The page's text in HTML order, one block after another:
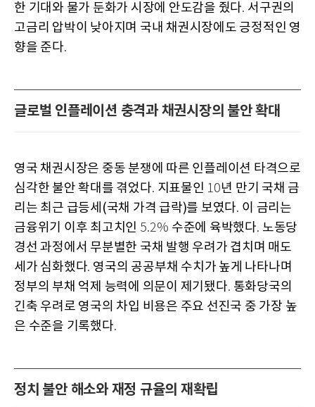
한 기대와 물가 둔화가 시장에 안도감을 줬다. 서구권의
고금리 압박이 낮아지며 국내 채권시장에도 긍정적인 영
향을 준다.
글로벌 인플레이션 충격과 채권시장의 불안 확대
영국 채권시장은 중동 분쟁에 따른 인플레이션 타격으로
심각한 불안 확대를 겪었다. 지표물인 10년 만기 국채 금
리는 최근 급등세(국채 가격 급락)를 보였다. 이 금리는
금융위기 이후 최고치인 5.2% 수준에 육박했다. 노동당
경선 과정에서 무분별한 국채 발행 우려가 겹치며 매도
세가 심화했다. 영국의 공공부채 수치가 높게 나타나며
정부의 부채 억제 능력에 의문이 제기됐다. 통화당국의
긴축 우려로 영국의 차입 비용은 주요 선진국 중 가장 높
은 수준을 기록했다.
정치 불안 해소와 재정 규율의 재확립